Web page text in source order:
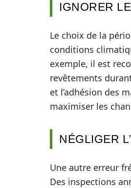
IGNORER
Le choix de la
conditions
exemple, il est
revêtements
et l’adhésion des
maximiser les
NÉGLIGER
Une autre erreur
Des inspections